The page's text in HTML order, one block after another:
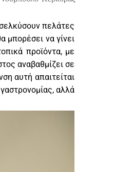
πελάτες
μπορέσει να γίνει
προϊόντα, με
αναβαθμίζει σε
αυτή απαιτείται
αλλά